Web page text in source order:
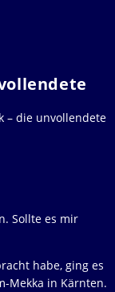
Sollte es mir
habe, ging es
Mekka in Kärnten.